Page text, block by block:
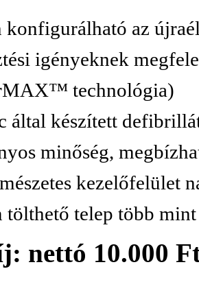
konfigurálható az
igényeknek
technológia)
által készített
minőség,
kezelőfelület
tölthető telep több
nettó 10.000